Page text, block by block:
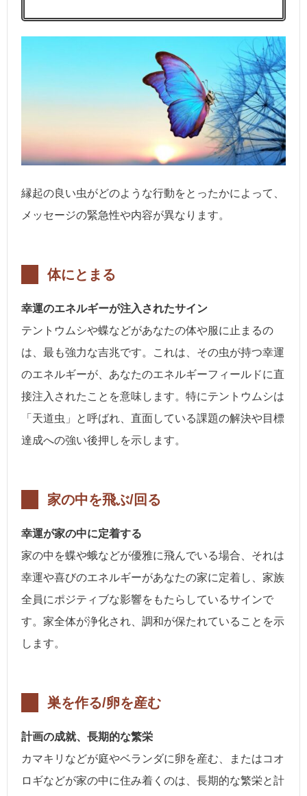
縁起の良い虫がどのような行動をとったかによって、
メッセージの緊急性や内容が異なります。
体にとまる
幸運のエネルギーが注入されたサイン
テントウムシや蝶などがあなたの体や服に止まるの
は、最も強力な吉兆です。これは、その虫が持つ幸運
のエネルギーが、あなたのエネルギーフィールドに直
接注入されたことを意味します。特にテントウムシは
「天道虫」と呼ばれ、直面している課題の解決や目標
達成への強い後押しを示します。
家の中を飛ぶ/回る
幸運が家の中に定着する
家の中を蝶や蛾などが優雅に飛んでいる場合、それは
幸運や喜びのエネルギーがあなたの家に定着し、家族
全員にポジティブな影響をもたらしているサインで
す。家全体が浄化され、調和が保たれていることを示
します。
巣を作る/卵を産む
計画の成就、長期的な繁栄
カマキリなどが庭やベランダに卵を産む、またはコオ
ロギなどが家の中に住み着くのは、長期的な繁栄と計